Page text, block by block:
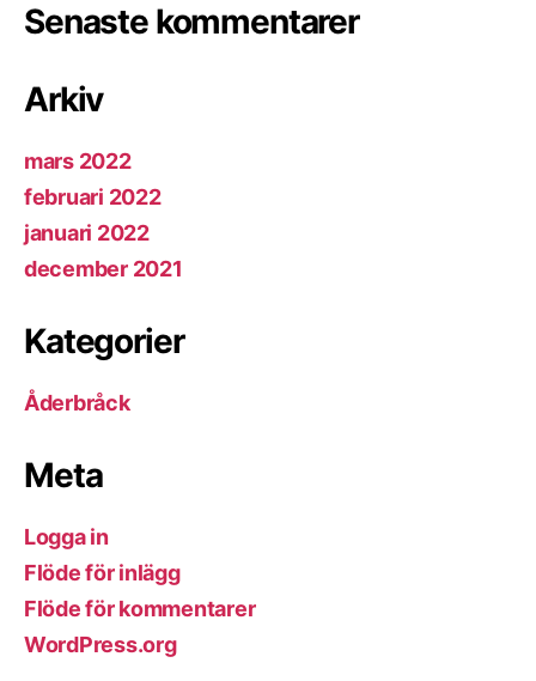
Senaste kommentarer
Arkiv
mars 2022
februari 2022
januari 2022
december 2021
Kategorier
Åderbråck
Meta
Logga in
Flöde för inlägg
Flöde för kommentarer
WordPress.org